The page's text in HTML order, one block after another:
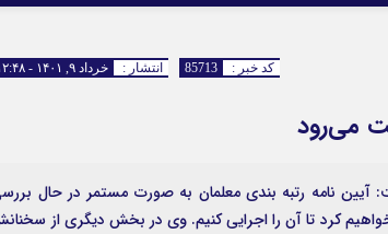
مجلس
احزاب و تشکلها
بانک ها
اخبار بورس
ارتباطات و
انتشار : خرداد ۹, ۱۴۰۱ - ۱۲:۴۸ کد خبر : 85713
می‌رود
آیین نامه رتبه بندی معلمان به صورت مستمر در حال
کرد تا آن را اجرایی کنیم. وی در بخش دیگری از